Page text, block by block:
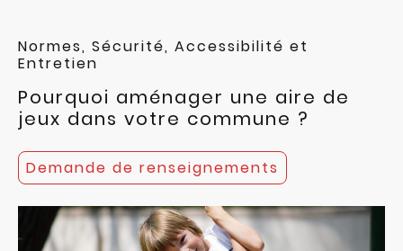
Normes, Sécurité, Accessibilité et
Entretien
Pourquoi aménager une aire de
jeux dans votre commune ?
Demande de renseignements